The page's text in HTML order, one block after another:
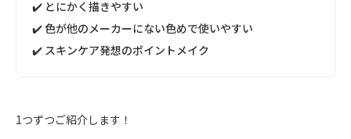
✔️ とにかく描きやすい
✔️ 色が他のメーカーにない色めで使いやすい
✔️ スキンケア発想のポイントメイク
1つずつご紹介します！